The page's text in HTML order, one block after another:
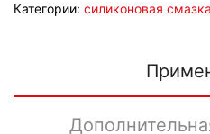
Категории: силиконовая смазка